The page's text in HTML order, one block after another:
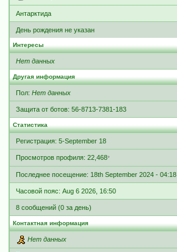
Антарктида
День рождения не указан
Интересы
Нет данных
Другая информация
Пол: Нет данных
Защита от ботов: 56-8713-7381-183
Статистика
Регистрация: 5-September 18
Просмотров профиля: 22,468*
Последнее посещение: 18th September 2024 - 04:18
Часовой пояс: Aug 6 2026, 16:50
8 сообщений (0 за день)
Контактная информация
Нет данных